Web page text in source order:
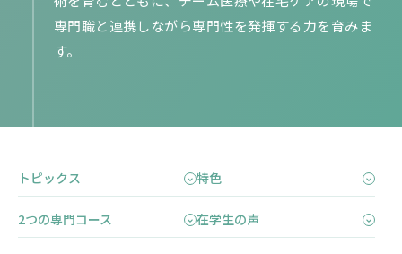
専門職と連携しながら専門性を発揮する力を育みま
す。
トピックス 特色
2つの専門コース 在学生の声